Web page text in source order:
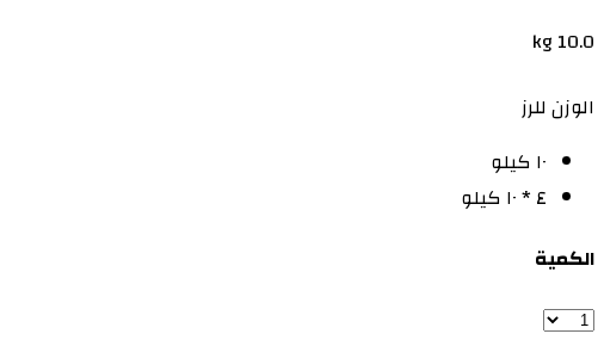
10.0 kg
الوزن للرز
١٠ كيلو
٤ * ١٠ كيلو
الكمية